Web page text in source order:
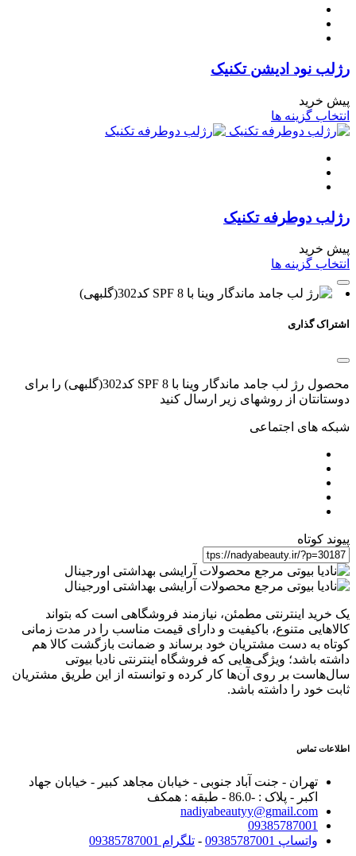
رژلب نود ادیشن تکنیک
پیش خرید
انتخاب گزینه ها
رژلب دوطرفه تکنیک
پیش خرید
انتخاب گزینه ها
اشتراک گذاری
محصول رژ لب جامد ماندگار وینا با SPF 8 کد302(گلبهی) را برای
دوستانتان از روشهای زیر ارسال کنید
شبکه های اجتماعی
پیوند کوتاه
یک خرید اینترنتی مطمئن، نیازمند فروشگاهی است که بتواند
کالاهایی متنوع، باکیفیت و دارای قیمت مناسب را در مدت زمانی
کوتاه به دست مشتریان خود برساند و ضمانت بازگشت کالا هم
داشته باشد؛ ویژگی‌هایی که فروشگاه اینترنتی نادیا بیوتی
سال‌هاست بر روی آن‌ها کار کرده و توانسته از این طریق مشتریان
ثابت خود را داشته باشد.
اطلاعات تماس
تهران - جنت آباد جنوبی - خیابان مجاهد کبیر - خیابان جهاد
اکبر - پلاک : -86.0 - طبقه : همکف
nadiyabeautyy@gmail.com
09385787001
واتساپ 09385787001
تلگرام 09385787001